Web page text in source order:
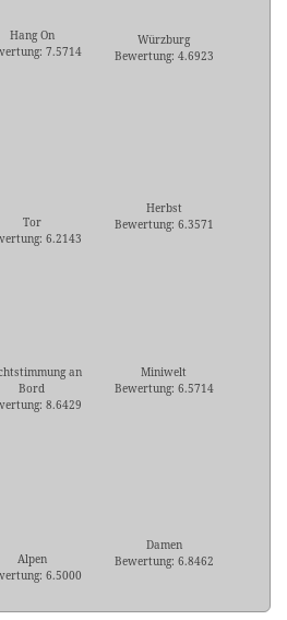
Hang On
7.5714
Würzburg
Bewertung: 4.6923
Tor
6.2143
Herbst
Bewertung: 6.3571
an
Bord
8.6429
Miniwelt
Bewertung: 6.5714
Alpen
6.5000
Damen
Bewertung: 6.8462